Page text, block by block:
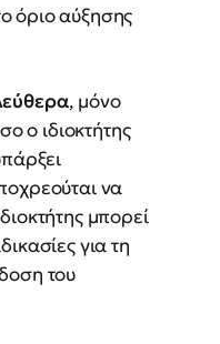
όριο αύξησης
, μόνο
ο ιδιοκτήτης
να
μπορεί
για τη
του